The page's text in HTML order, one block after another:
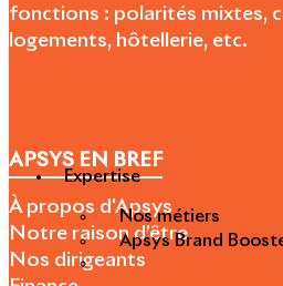
Expertise
Nos métiers
Apsys Brand
fonctions : polarités mixtes,
logements, hôtellerie, etc.
APSYS EN BREF
À propos d'Apsys
Notre raison d’être
Nos dirigeants